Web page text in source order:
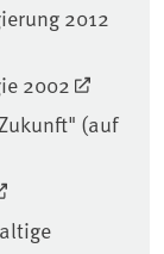
2012
2002
(auf